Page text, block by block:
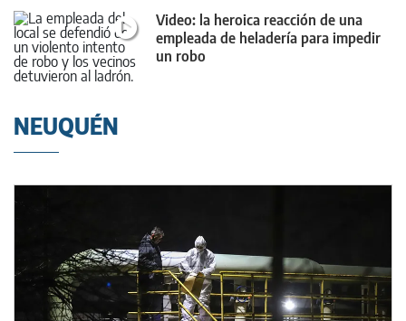
Video: la heroica reacción de una
empleada de heladería para impedir
un robo
NEUQUÉN